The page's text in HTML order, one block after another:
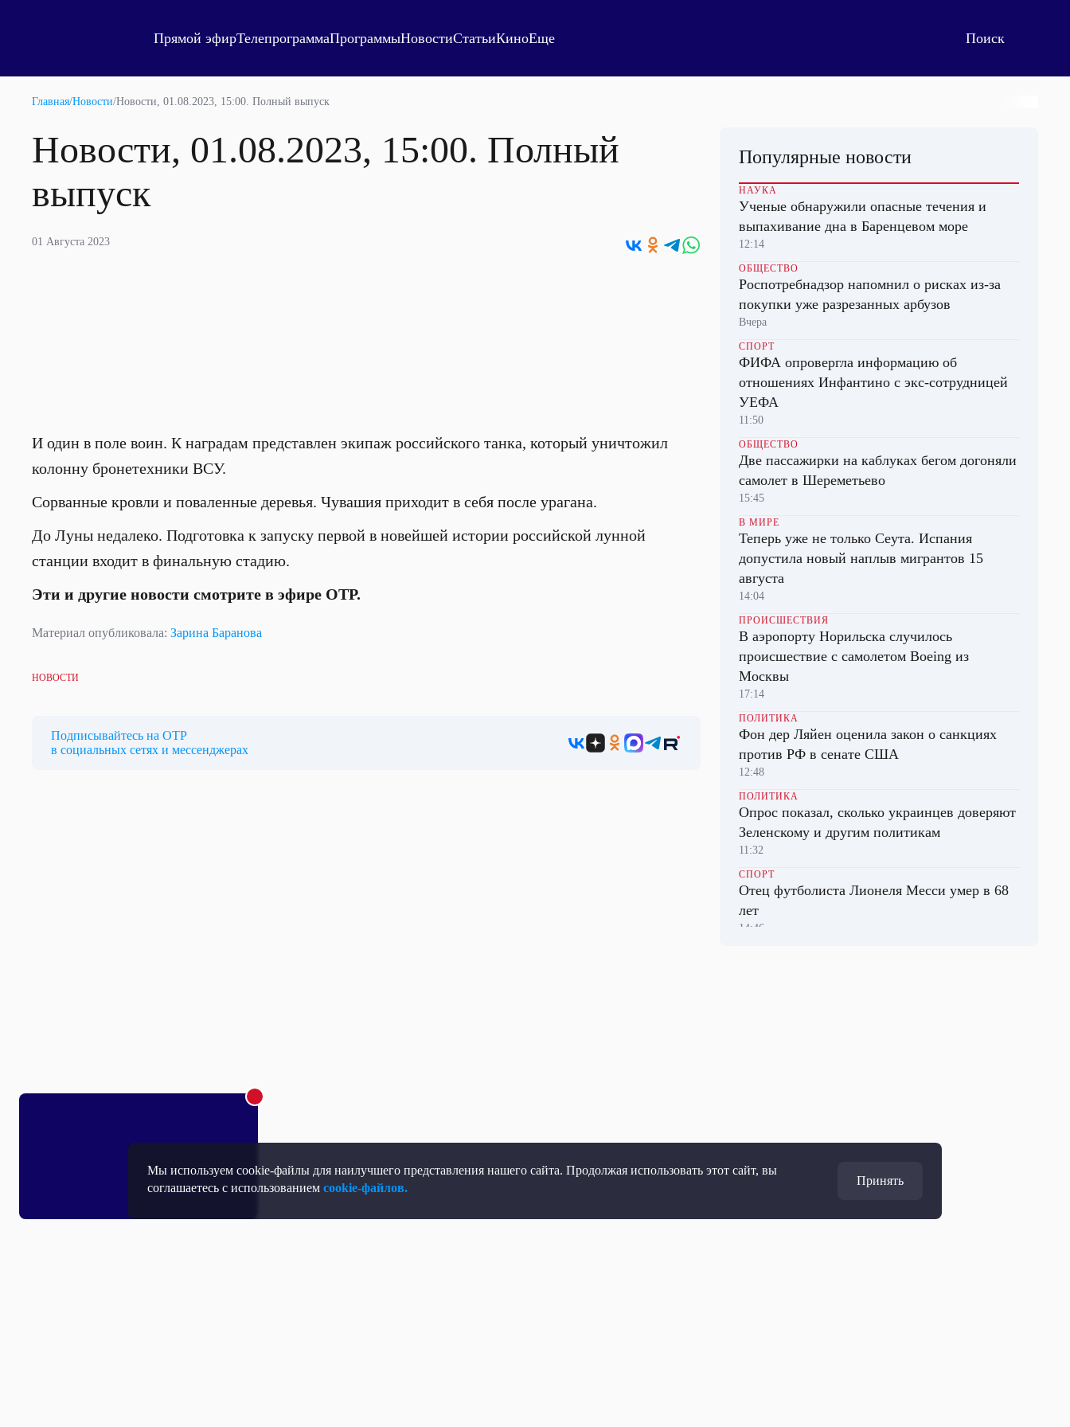
Мы используем cookie-файлы для наилучшего представления нашего сайта. Продолжая использовать этот сайт, вы
соглашаетесь с использованиемcookie-файлов.
Принять
Прямой эфирТелепрограммаПрограммыНовостиСтатьиКиноЕще
Главная/Новости/Новости, 01.08.2023, 15:00. Полный выпуск
Новости, 01.08.2023, 15:00. Полный
выпуск
01 Августа 2023
И один в поле воин. К наградам представлен экипаж российского танка, который уничтожил
колонну бронетехники ВСУ.
Сорванные кровли и поваленные деревья. Чувашия приходит в себя после урагана.
До Луны недалеко. Подготовка к запуску первой в новейшей истории российской лунной
станции входит в финальную стадию.
Эти и другие новости смотрите в эфире ОТР.
Материал опубликовала: Зарина Баранова
НОВОСТИ
Подписывайтесь на ОТР
в социальных сетях и мессенджерах
Популярные новости
НАУКА
Ученые обнаружили опасные течения и
выпахивание дна в Баренцевом море
12:14
ОБЩЕСТВО
Роспотребнадзор напомнил о рисках из-за
покупки уже разрезанных арбузов
Вчера
СПОРТ
ФИФА опровергла информацию об
отношениях Инфантино с экс-сотрудницей
УЕФА
11:50
ОБЩЕСТВО
Две пассажирки на каблуках бегом догоняли
самолет в Шереметьево
15:45
В МИРЕ
Теперь уже не только Сеута. Испания
допустила новый наплыв мигрантов 15
августа
14:04
ПРОИСШЕСТВИЯ
В аэропорту Норильска случилось
происшествие с самолетом Boeing из
Москвы
17:14
ПОЛИТИКА
Фон дер Ляйен оценила закон о санкциях
против РФ в сенате США
12:48
ПОЛИТИКА
Опрос показал, сколько украинцев доверяют
Зеленскому и другим политикам
11:32
СПОРТ
Отец футболиста Лионеля Месси умер в 68
лет
14:46